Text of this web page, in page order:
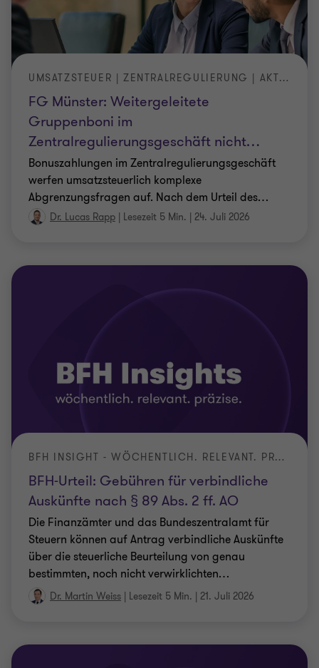
FG Münster: Weitergeleitete
Gruppenboni im
Zentralregulierungsgeschäft nicht…
UMSATZSTEUER | ZENTRALREGULIERUNG | AKTUELLE RECHTSPRECHUNG
Bonuszahlungen im Zentralregulierungsgeschäft
werfen umsatzsteuerlich komplexe
Abgrenzungsfragen auf. Nach dem Urteil des…
Dr. Lucas Rapp | Lesezeit 5 Min. | 24. Juli 2026
BFH-Urteil: Gebühren für verbindliche
Auskünfte nach § 89 Abs. 2 ff. AO
BFH INSIGHT - WÖCHENTLICH. RELEVANT. PRÄZISE.
Die Finanzämter und das Bundeszentralamt für
Steuern können auf Antrag verbindliche Auskünfte
über die steuerliche Beurteilung von genau
bestimmten, noch nicht verwirklichten…
Dr. Martin Weiss | Lesezeit 5 Min. | 21. Juli 2026